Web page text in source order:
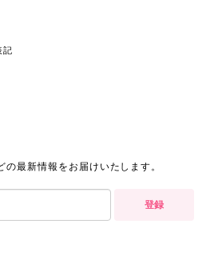
記
最新情報をお届けいたします。
登録